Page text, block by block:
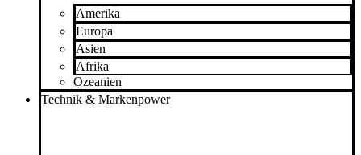
Amerika
Europa
Asien
Afrika
Ozeanien
Technik & Markenpower